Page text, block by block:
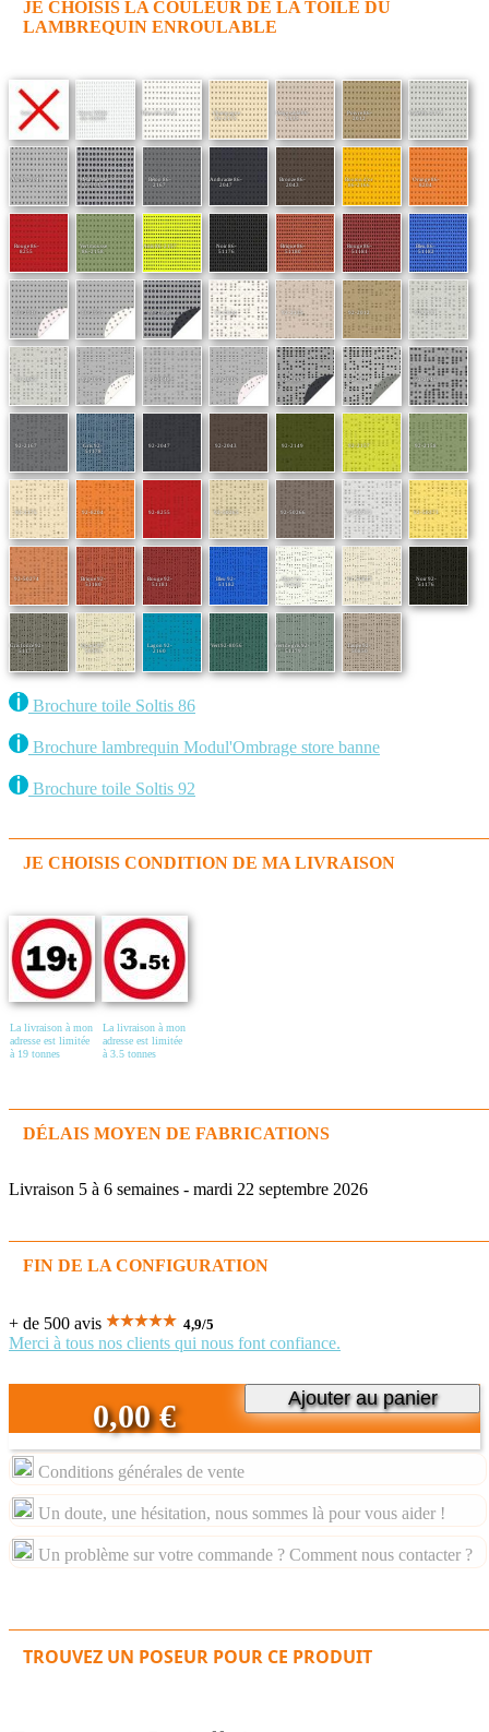
JE CHOISIS LA COULEUR DE LA TOILE DU
LAMBREQUIN ENROULABLE
Sans
Snow White
86-50690
Blanc 86-2044
Champagne
86-2175
Beige sablé 86-
2135
Poivre 86-
2012
Galet 86-2171
Alu 86-2048
Métal martelé
86-2045
Béton 86-
2167
Anthracite 86-
2047
Bronze 86-
2043
Bouton d'or
86-2166
Orange 86-
8204
Rouge 86-
8255
Vert mousse
86-2158
Anis 86-2157
Noir 86-
51176
Brique 86-
51180
Rouge 86-
51181
Bleu 86-
51182
86-2046 86-2051 86-2068 92-2044 92-2135 92-2012 92-2171
92-2065 92-2051 92-2048 92-2046 92-2068 92-2074 92-2045
92-2167
Gris 92-
51178
92-2047 92-2043 92-2149 92-2157 92-2158
92-2175 92-8204 92-8255 92-50265 92-50266 92-50272 92-50273
92-50274
Brique 92-
51180
Rouge 92-
51181
Bleu 92-
51182
Blanc 92-
50690
92-50843
Noir 92-
51176
Gris foncé 92-
51177
Quartz 92-
50303
Lagon 92-
2160
Vert 92-8056
Vert de gris 92-
51179
Taupe 92-
50850
Brochure toile Soltis 86
Brochure lambrequin Modul'Ombrage store banne
Brochure toile Soltis 92
JE CHOISIS CONDITION DE MA LIVRAISON
La livraison à mon
adresse est limitée
à 19 tonnes
La livraison à mon
adresse est limitée
à 3.5 tonnes
DÉLAIS MOYEN DE FABRICATIONS
Livraison 5 à 6 semaines - mardi 22 septembre 2026
FIN DE LA CONFIGURATION
+ de 500 avis 4,9/5
Merci à tous nos clients qui nous font confiance.
Ajouter au panier
0,00 €
Conditions générales de vente
Un doute, une hésitation, nous sommes là pour vous aider !
Un problème sur votre commande ? Comment nous contacter ?
TROUVEZ UN POSEUR POUR CE PRODUIT